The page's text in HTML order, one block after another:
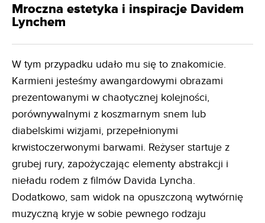
Mroczna estetyka i inspiracje Davidem
Lynchem
W tym przypadku udało mu się to znakomicie.
Karmieni jesteśmy awangardowymi obrazami
prezentowanymi w chaotycznej kolejności,
porównywalnymi z koszmarnym snem lub
diabelskimi wizjami, przepełnionymi
krwistoczerwonymi barwami. Reżyser startuje z
grubej rury, zapożyczając elementy abstrakcji i
nieładu rodem z filmów Davida Lyncha.
Dodatkowo, sam widok na opuszczoną wytwórnię
muzyczną kryje w sobie pewnego rodzaju